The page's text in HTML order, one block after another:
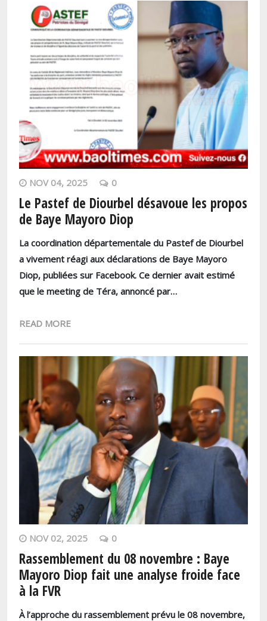
NOV 04, 2025 0
Le Pastef de Diourbel désavoue les propos
de Baye Mayoro Diop
La coordination départementale du Pastef de Diourbel
a vivement réagi aux déclarations de Baye Mayoro
Diop, publiées sur Facebook. Ce dernier avait estimé
que le meeting de Téra, annoncé par…
READ MORE
NOV 02, 2025 0
Rassemblement du 08 novembre : Baye
Mayoro Diop fait une analyse froide face
à la FVR
À l’approche du rassemblement prévu le 08 novembre,